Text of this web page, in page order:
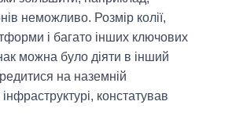
неможливо. Розмір колії,
і багато інших ключових
можна було діяти в інший
на наземній
констатував